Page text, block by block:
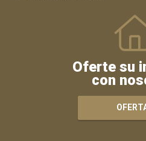
Oferte su
con